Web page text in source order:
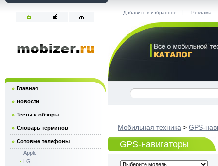
Добавить в избранное | Реклама
Мобильная техника > GPS-
GPS-навигаторы
Главная
Новости
Тесты и обзоры
Словарь терминов
Сотовые телефоны
Apple
LG